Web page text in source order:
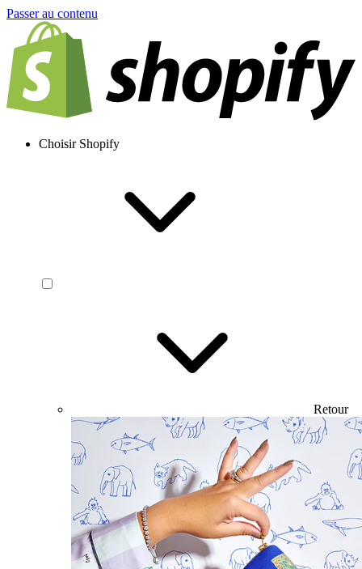
Passer au contenu
Choisir Shopify
Retour